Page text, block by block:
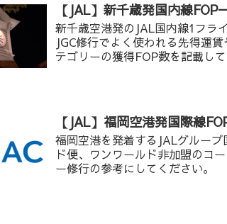
【JAL】新千歳発国内線FOP
新千歳空港発のJAL国内線1フラ
JGC修行でよく使われる先得運
テゴリーの獲得FOP数を記載して
【JAL】福岡空港発国際線
福岡空港を発着するJALグルー
ド便、ワンワールド非加盟のコ
ー修行の参考にしてください。